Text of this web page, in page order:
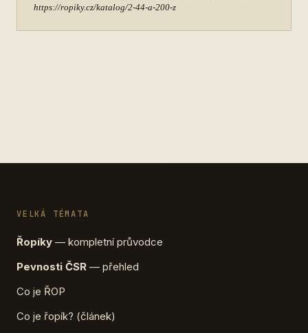
https://ropiky.cz/katalog/2-44-a-200-z
VELKÁ TÉMATA
Řopíky — kompletní průvodce
Pevnosti ČSR — přehled
Co je ŘOP
Co je řopík? (článek)